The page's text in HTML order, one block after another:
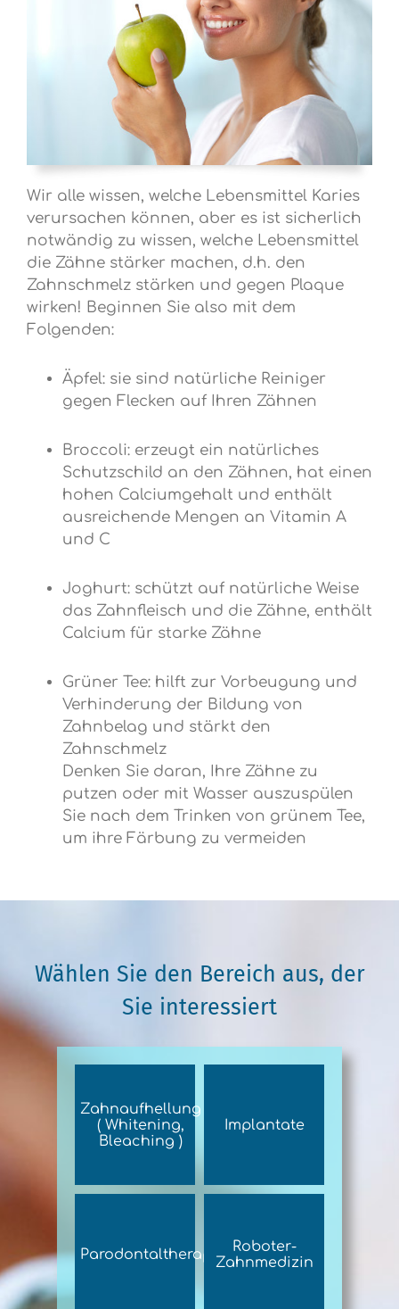
Wir alle wissen, welche Lebensmittel Karies
verursachen können, aber es ist sicherlich
notwändig zu wissen, welche Lebensmittel
die Zähne stärker machen, d.h. den
Zahnschmelz stärken und gegen Plaque
wirken! Beginnen Sie also mit dem
Folgenden:
Äpfel: sie sind natürliche Reiniger
gegen Flecken auf Ihren Zähnen
Broccoli: erzeugt ein natürliches
Schutzschild an den Zähnen, hat einen
hohen Calciumgehalt und enthält
ausreichende Mengen an Vitamin A
und C
Joghurt: schützt auf natürliche Weise
das Zahnfleisch und die Zähne, enthält
Calcium für starke Zähne
Grüner Tee: hilft zur Vorbeugung und
Verhinderung der Bildung von
Zahnbelag und stärkt den
Zahnschmelz
Denken Sie daran, Ihre Zähne zu
putzen oder mit Wasser auszuspülen
Sie nach dem Trinken von grünem Tee,
um ihre Färbung zu vermeiden
Wählen Sie den Bereich aus, der
Sie interessiert
Zahnaufhellung
( Whitening,
Bleaching )
Implantate
Parodontaltherapie Roboter-
Zahnmedizin